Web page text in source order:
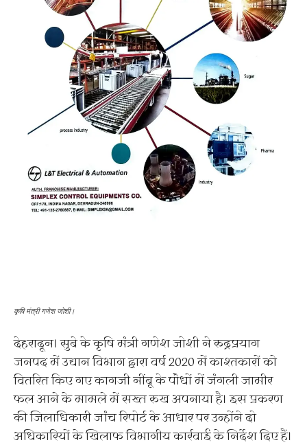
कृषि मंत्री गणेश जोशी।
देहरादून। सुबे के कृषि मंत्री गणेश जोशी ने रुद्रप्रयाग
जनपद में उद्यान विभाग द्वारा वर्ष 2020 में काश्तकारों को
वितरित किए गए कागजी नींबू के पौधों में जंगली जामीर
फल आने के मामले में सख्त रुख अपनाया है। इस प्रकरण
की जिलाधिकारी जांच रिपोर्ट के आधार पर उन्होंने दो
अधिकारियों के खिलाफ विभागीय कार्रवाई के निर्देश दिए हैं।